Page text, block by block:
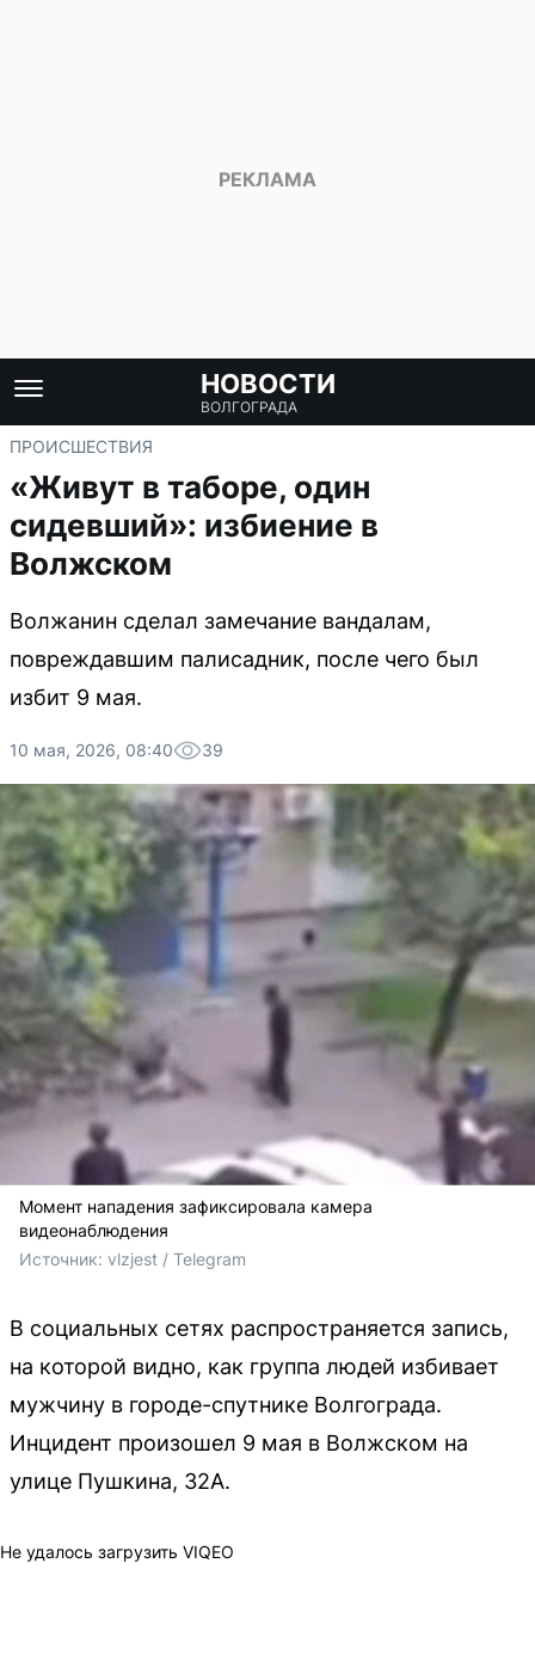
НОВОСТИ
ВОЛГОГРАДА
ПРОИСШЕСТВИЯ
«Живут в таборе, один
сидевший»: избиение в
Волжском
Волжанин сделал замечание вандалам,
повреждавшим палисадник, после чего был
избит 9 мая.
10 мая, 2026, 08:40 39
Момент нападения зафиксировала камера
видеонаблюдения
Источник: vlzjest / Telegram
В социальных сетях распространяется запись,
на которой видно, как группа людей избивает
мужчину в городе-спутнике Волгограда.
Инцидент произошел 9 мая в Волжском на
улице Пушкина, 32А.
Не удалось загрузить VIQEO